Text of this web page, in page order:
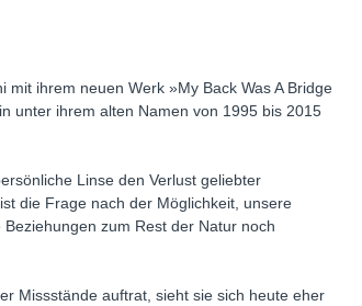
mit ihrem neuen Werk »My Back Was A Bridge
unter ihrem alten Namen von 1995 bis 2015
Linse den Verlust geliebter
die Frage nach der Möglichkeit, unsere
zum Rest der Natur noch
Missstände auftrat, sieht sie sich heute eher